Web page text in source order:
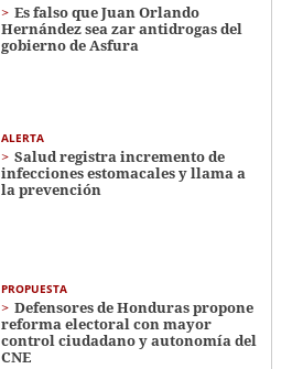
Es falso que Juan Orlando
Hernández sea zar antidrogas del
gobierno de Asfura
ALERTA
Salud registra incremento de
infecciones estomacales y llama a
la prevención
PROPUESTA
Defensores de Honduras propone
reforma electoral con mayor
control ciudadano y autonomía del
CNE